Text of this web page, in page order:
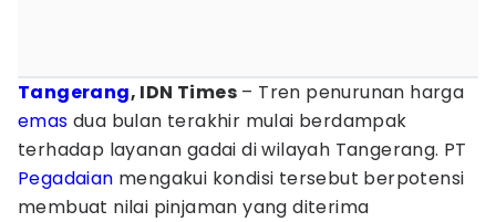
Tangerang, IDN Times – Tren penurunan harga
emas dua bulan terakhir mulai berdampak
terhadap layanan gadai di wilayah Tangerang. PT
Pegadaian mengakui kondisi tersebut berpotensi
membuat nilai pinjaman yang diterima